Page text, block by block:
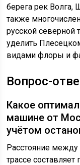
берега рек Волга,
также
русской северной
уделить
видами флоры и
Вопрос-
Какое
машине от
учётом
Расстояние
трассе